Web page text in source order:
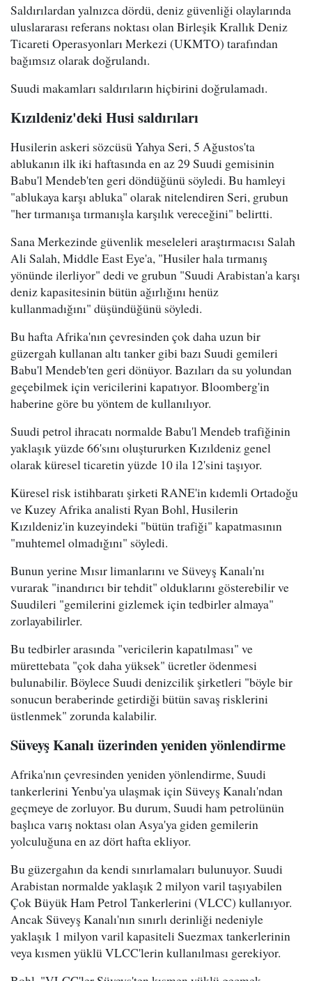
Saldırılardan yalnızca dördü, deniz güvenliği olaylarında
uluslararası referans noktası olan Birleşik Krallık Deniz
Ticareti Operasyonları Merkezi (UKMTO) tarafından
bağımsız olarak doğrulandı.
Suudi makamları saldırıların hiçbirini doğrulamadı.
Kızıldeniz'deki Husi saldırıları
Husilerin askeri sözcüsü Yahya Seri, 5 Ağustos'ta
ablukanın ilk iki haftasında en az 29 Suudi gemisinin
Babu'l Mendeb'ten geri döndüğünü söyledi. Bu hamleyi
"ablukaya karşı abluka" olarak nitelendiren Seri, grubun
"her tırmanışa tırmanışla karşılık vereceğini" belirtti.
Sana Merkezinde güvenlik meseleleri araştırmacısı Salah
Ali Salah, Middle East Eye'a, "Husiler hala tırmanış
yönünde ilerliyor" dedi ve grubun "Suudi Arabistan'a karşı
deniz kapasitesinin bütün ağırlığını henüz
kullanmadığını" düşündüğünü söyledi.
Bu hafta Afrika'nın çevresinden çok daha uzun bir
güzergah kullanan altı tanker gibi bazı Suudi gemileri
Babu'l Mendeb'ten geri dönüyor. Bazıları da su yolundan
geçebilmek için vericilerini kapatıyor. Bloomberg'in
haberine göre bu yöntem de kullanılıyor.
Suudi petrol ihracatı normalde Babu'l Mendeb trafiğinin
yaklaşık yüzde 66'sını oluştururken Kızıldeniz genel
olarak küresel ticaretin yüzde 10 ila 12'sini taşıyor.
Küresel risk istihbaratı şirketi RANE'in kıdemli Ortadoğu
ve Kuzey Afrika analisti Ryan Bohl, Husilerin
Kızıldeniz'in kuzeyindeki "bütün trafiği" kapatmasının
"muhtemel olmadığını" söyledi.
Bunun yerine Mısır limanlarını ve Süveyş Kanalı'nı
vurarak "inandırıcı bir tehdit" olduklarını gösterebilir ve
Suudileri "gemilerini gizlemek için tedbirler almaya"
zorlayabilirler.
Bu tedbirler arasında "vericilerin kapatılması" ve
mürettebata "çok daha yüksek" ücretler ödenmesi
bulunabilir. Böylece Suudi denizcilik şirketleri "böyle bir
sonucun beraberinde getirdiği bütün savaş risklerini
üstlenmek" zorunda kalabilir.
Süveyş Kanalı üzerinden yeniden yönlendirme
Afrika'nın çevresinden yeniden yönlendirme, Suudi
tankerlerini Yenbu'ya ulaşmak için Süveyş Kanalı'ndan
geçmeye de zorluyor. Bu durum, Suudi ham petrolünün
başlıca varış noktası olan Asya'ya giden gemilerin
yolculuğuna en az dört hafta ekliyor.
Bu güzergahın da kendi sınırlamaları bulunuyor. Suudi
Arabistan normalde yaklaşık 2 milyon varil taşıyabilen
Çok Büyük Ham Petrol Tankerlerini (VLCC) kullanıyor.
Ancak Süveyş Kanalı'nın sınırlı derinliği nedeniyle
yaklaşık 1 milyon varil kapasiteli Suezmax tankerlerinin
veya kısmen yüklü VLCC'lerin kullanılması gerekiyor.